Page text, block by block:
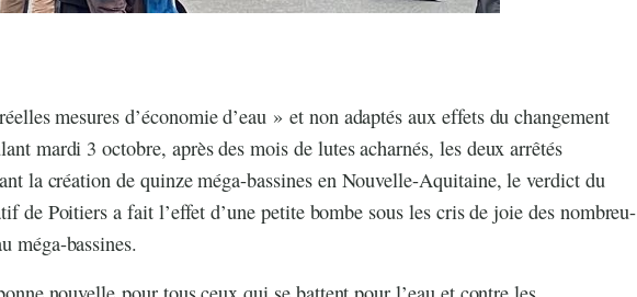
mesures d’économie d’eau » et non adaptés aux effets du changement
mardi 3 octobre, après des mois de lutes acharnés, les deux arrêtés
la création de quinze méga-bassines en Nouvelle-Aquitaine, le verdict du
de Poitiers a fait l’effet d’une petite bombe sous les cris de joie des nombreu-
méga-bassines.